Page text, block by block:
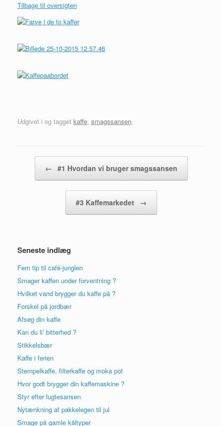
Tilbage til oversigten
Udgivet i og tagget kaffe, smagssansen.
← #1 Hvordan vi bruger smagssansen
#3 Kaffemarkedet →
Seneste indlæg
Fem tip til café-junglen
Smager kaffen under forventning ?
Hvilket vand brygger du kaffe på ?
Forskel på jordbær
Afsøg din kaffe
Kan du li’ bitterhed ?
Stikkelsbær
Kaffe i ferien
Stempelkaffe, filterkaffe og moka pot
Hvor godt brygger din kaffemaskine ?
Styr efter lugtesansen
Nytænkning af pakkelegen til jul
Smage på gamle kåltyper